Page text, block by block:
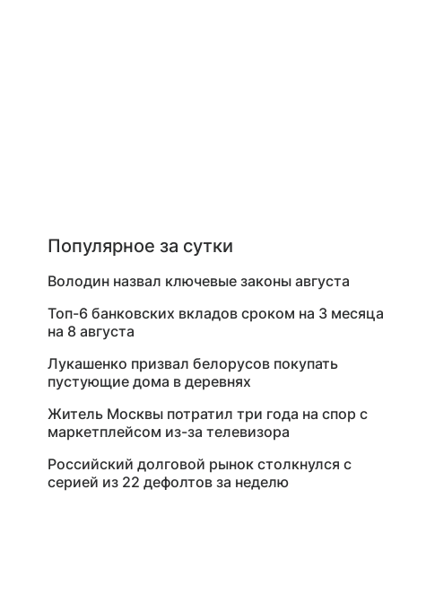
Популярное за сутки
Володин назвал ключевые законы августа
Топ-6 банковских вкладов сроком на 3 месяца
на 8 августа
Лукашенко призвал белорусов покупать
пустующие дома в деревнях
Житель Москвы потратил три года на спор с
маркетплейсом из-за телевизора
Российский долговой рынок столкнулся с
серией из 22 дефолтов за неделю